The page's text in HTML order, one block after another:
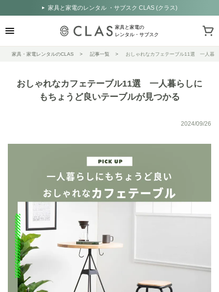
家具と家電のレンタル ・サブスク CLAS (クラス)
家具と家電の
レンタル・サブスク
家具・家電レンタルのCLAS 記事一覧 おしゃれなカフェテーブル11選 一人暮
おしゃれなカフェテーブル11選 一人暮らしに
もちょうど良いテーブルが見つかる
2024/09/26